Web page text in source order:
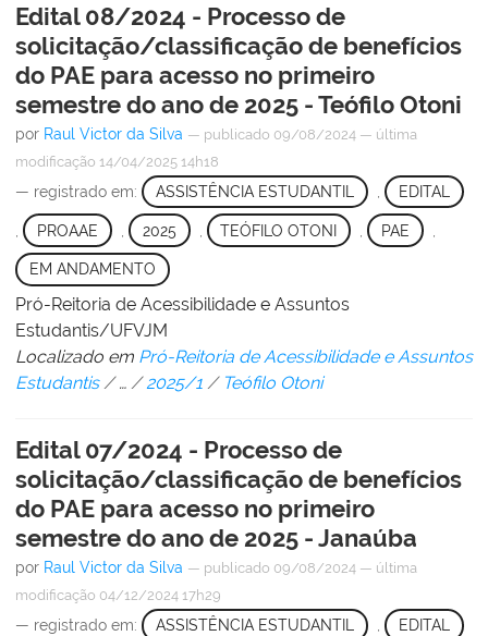
Edital 08/2024 - Processo de
solicitação/classificação de benefícios
do PAE para acesso no primeiro
semestre do ano de 2025 - Teófilo Otoni
por Raul Victor da Silva — publicado 09/08/2024 — última
modificação 14/04/2025 14h18
— registrado em: ASSISTÊNCIA ESTUDANTIL EDITAL
PROAAE 2025 TEÓFILO OTONI , PAE
EM ANDAMENTO
Pró-Reitoria de Acessibilidade e Assuntos
Estudantis/UFVJM
Localizado em Pró-Reitoria de Acessibilidade e Assuntos
Estudantis /… /2025/1 / Teófilo Otoni
Edital 07/2024 - Processo de
solicitação/classificação de benefícios
do PAE para acesso no primeiro
semestre do ano de 2025 - Janaúba
por Raul Victor da Silva — publicado 09/08/2024 — última
modificação 04/12/2024 17h29
— registrado em: ASSISTÊNCIA ESTUDANTIL EDITAL